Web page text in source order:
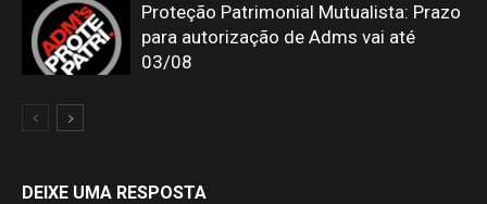
Proteção Patrimonial Mutualista: Prazo
para autorização de Adms vai até
03/08
DEIXE UMA RESPOSTA